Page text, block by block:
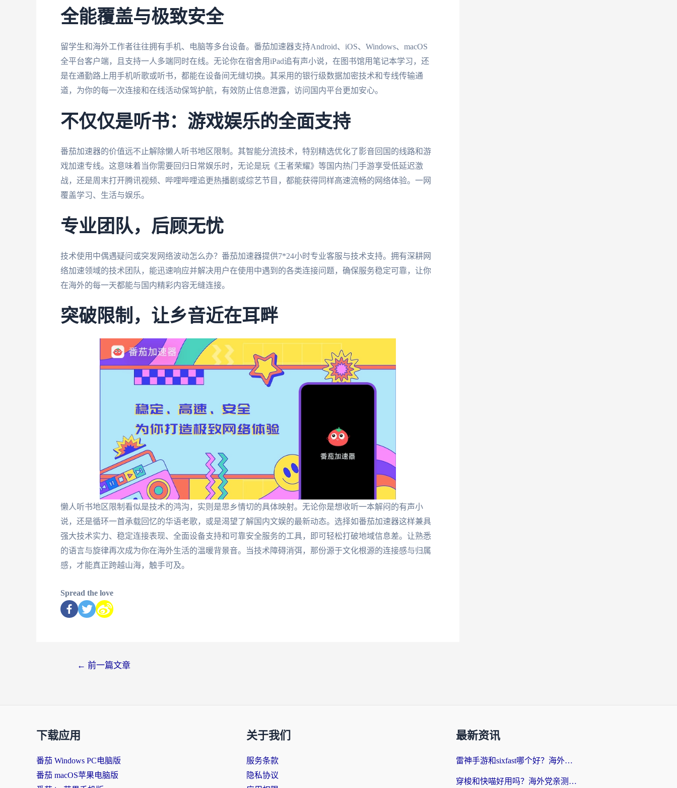
全能覆盖与极致安全
留学生和海外工作者往往拥有手机、电脑等多台设备。番茄加速器支持Android、iOS、Windows、macOS
全平台客户端，且支持一人多端同时在线。无论你在宿舍用iPad追有声小说，在图书馆用笔记本学习，还
是在通勤路上用手机听歌或听书，都能在设备间无缝切换。其采用的银行级数据加密技术和专线传输通
道，为你的每一次连接和在线活动保驾护航，有效防止信息泄露，访问国内平台更加安心。
不仅仅是听书：游戏娱乐的全面支持
番茄加速器的价值远不止解除懒人听书地区限制。其智能分流技术，特别精选优化了影音回国的线路和游
戏加速专线。这意味着当你需要回归日常娱乐时，无论是玩《王者荣耀》等国内热门手游享受低延迟激
战，还是周末打开腾讯视频、哔哩哔哩追更热播剧或综艺节目，都能获得同样高速流畅的网络体验。一网
覆盖学习、生活与娱乐。
专业团队，后顾无忧
技术使用中偶遇疑问或突发网络波动怎么办？番茄加速器提供7*24小时专业客服与技术支持。拥有深耕网
络加速领域的技术团队，能迅速响应并解决用户在使用中遇到的各类连接问题，确保服务稳定可靠，让你
在海外的每一天都能与国内精彩内容无缝连接。
突破限制，让乡音近在耳畔
懒人听书地区限制看似是技术的鸿沟，实则是思乡情切的具体映射。无论你是想收听一本解闷的有声小
说，还是循环一首承载回忆的华语老歌，或是渴望了解国内文娱的最新动态。选择如番茄加速器这样兼具
强大技术实力、稳定连接表现、全面设备支持和可靠安全服务的工具，即可轻松打破地域信息差。让熟悉
的语言与旋律再次成为你在海外生活的温暖背景音。当技术障碍消弭，那份源于文化根源的连接感与归属
感，才能真正跨越山海，触手可及。
Spread the love
← 前一篇文章
下载应用
番茄 Windows PC电脑版
番茄 macOS苹果电脑版
关于我们
服务条款
隐私协议
最新资讯
雷神手游和sixfast哪个好？海外党亲测3款回国加速器，教你选对不踩坑
穿梭和快喵好用吗？海外党亲测：小众加速器对比+番茄加速器深度体验